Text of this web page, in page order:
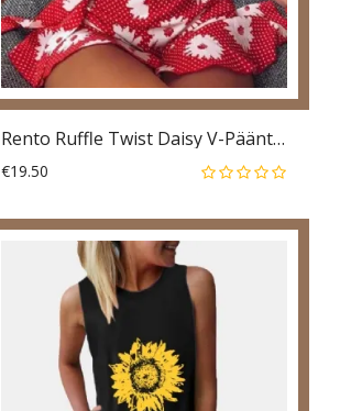
Rento Ruffle Twist Daisy V-Pääntie Hihaton Minimekko
€19.50